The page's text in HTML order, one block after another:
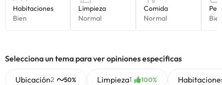
Selecciona un tema para ver opiniones específicas
Ubicación2 50% Limpieza1 100%